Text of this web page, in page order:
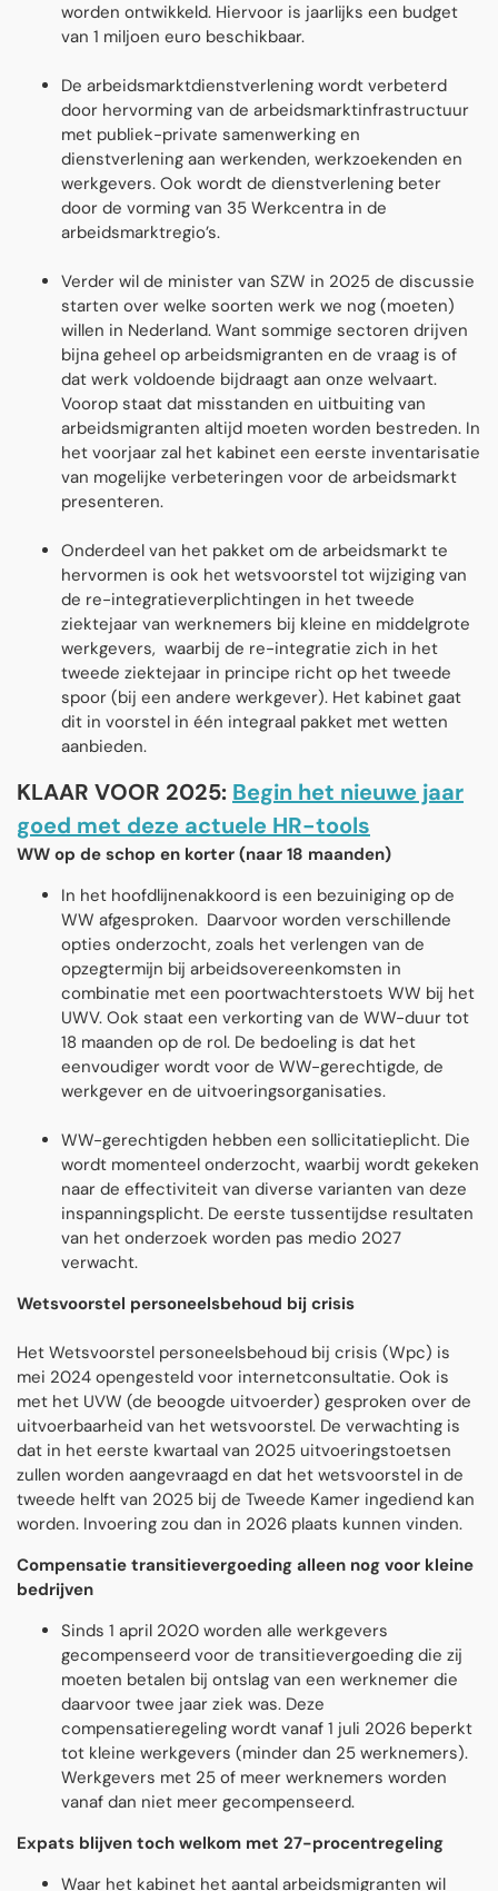
worden ontwikkeld. Hiervoor is jaarlĳks een budget
van 1 miljoen euro beschikbaar.
De arbeidsmarktdienstverlening wordt verbeterd
door hervorming van de arbeidsmarktinfrastructuur
met publiek-private samenwerking en
dienstverlening aan werkenden, werkzoekenden en
werkgevers. Ook wordt de dienstverlening beter
door de vorming van 35 Werkcentra in de
arbeidsmarktregio’s.
Verder wil de minister van SZW in 2025 de discussie
starten over welke soorten werk we nog (moeten)
willen in Nederland. Want sommige sectoren drijven
bijna geheel op arbeidsmigranten en de vraag is of
dat werk voldoende bijdraagt aan onze welvaart.
Voorop staat dat misstanden en uitbuiting van
arbeidsmigranten altijd moeten worden bestreden. In
het voorjaar zal het kabinet een eerste inventarisatie
van mogelijke verbeteringen voor de arbeidsmarkt
presenteren.
Onderdeel van het pakket om de arbeidsmarkt te
hervormen is ook het wetsvoorstel tot wijziging van
de re-integratieverplichtingen in het tweede
ziektejaar van werknemers bij kleine en middelgrote
werkgevers, waarbij de re-integratie zich in het
tweede ziektejaar in principe richt op het tweede
spoor (bij een andere werkgever). Het kabinet gaat
dit in voorstel in één integraal pakket met wetten
aanbieden.
KLAAR VOOR 2025: Begin het nieuwe jaar
goed met deze actuele HR-tools
WW op de schop en korter (naar 18 maanden)
In het hoofdlĳnenakkoord is een bezuiniging op de
WW afgesproken. Daarvoor worden verschillende
opties onderzocht, zoals het verlengen van de
opzegtermĳn bĳ arbeidsovereenkomsten in
combinatie met een poortwachterstoets WW bĳ het
UWV. Ook staat een verkorting van de WW-duur tot
18 maanden op de rol. De bedoeling is dat het
eenvoudiger wordt voor de WW-gerechtigde, de
werkgever en de uitvoeringsorganisaties.
WW-gerechtigden hebben een sollicitatieplicht. Die
wordt momenteel onderzocht, waarbij wordt gekeken
naar de effectiviteit van diverse varianten van deze
inspanningsplicht. De eerste tussentĳdse resultaten
van het onderzoek worden pas medio 2027
verwacht.
Wetsvoorstel personeelsbehoud bij crisis
Het Wetsvoorstel personeelsbehoud bij crisis (Wpc) is
mei 2024 opengesteld voor internetconsultatie. Ook is
met het UVW (de beoogde uitvoerder) gesproken over de
uitvoerbaarheid van het wetsvoorstel. De verwachting is
dat in het eerste kwartaal van 2025 uitvoeringstoetsen
zullen worden aangevraagd en dat het wetsvoorstel in de
tweede helft van 2025 bij de Tweede Kamer ingediend kan
worden. Invoering zou dan in 2026 plaats kunnen vinden.
Compensatie transitievergoeding alleen nog voor kleine
bedrijven
Sinds 1 april 2020 worden alle werkgevers
gecompenseerd voor de transitievergoeding die zĳ
moeten betalen bĳ ontslag van een werknemer die
daarvoor twee jaar ziek was. Deze
compensatieregeling wordt vanaf 1 juli 2026 beperkt
tot kleine werkgevers (minder dan 25 werknemers).
Werkgevers met 25 of meer werknemers worden
vanaf dan niet meer gecompenseerd.
Expats blijven toch welkom met 27-procentregeling
Waar het kabinet het aantal arbeidsmigranten wil